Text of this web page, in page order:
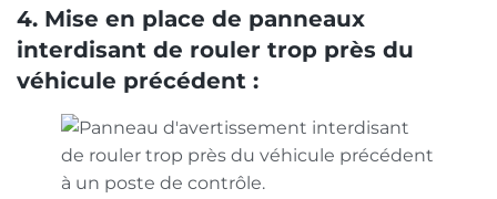
4. Mise en place de panneaux
interdisant de rouler trop près du
véhicule précédent :